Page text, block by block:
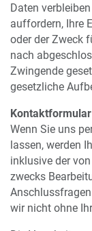
Daten
auffordern, Ihre
oder der Zweck
nach
Zwingende
gesetzliche
Kontaktformular
Wenn Sie uns
lassen, werden
inklusive der
zwecks
wir nicht ohne